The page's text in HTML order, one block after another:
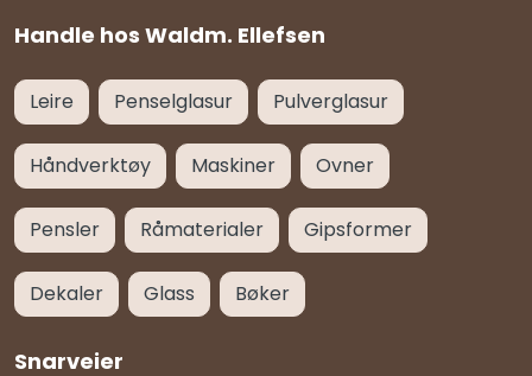
Handle hos Waldm. Ellefsen
Leire Penselglasur Pulverglasur
Håndverktøy Maskiner Ovner
Pensler Råmaterialer Gipsformer
Dekaler Glass Bøker
Snarveier